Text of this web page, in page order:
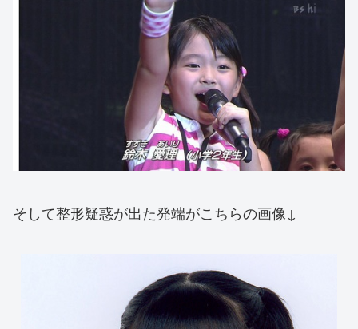
そして整形疑惑が出た発端がこちらの画像↓